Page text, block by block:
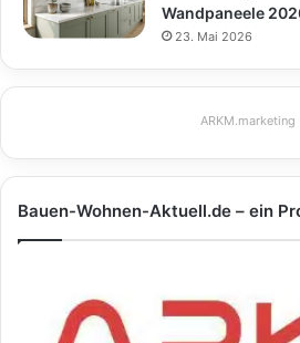
Wandpaneele
23. Mai 2026
ARKM.marketing
Bauen-Wohnen-Aktuell.de – ein